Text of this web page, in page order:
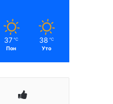
37 ℃
Пон
38 ℃
Уто